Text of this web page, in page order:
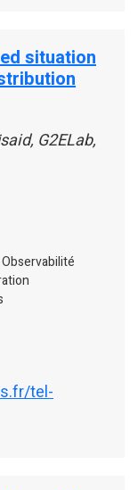
situation
G2ELab,
Observabilité
tel-